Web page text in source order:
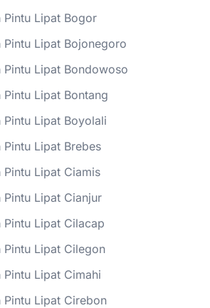
Pintu Lipat Bogor
Pintu Lipat Bojonegoro
Pintu Lipat Bondowoso
Lipat Bontang
Pintu Lipat Boyolali
Pintu Lipat Brebes
Pintu Lipat Ciamis
Pintu Lipat Cianjur
Pintu Lipat Cilacap
Pintu Lipat Cilegon
Pintu Lipat Cimahi
Pintu Lipat Cirebon